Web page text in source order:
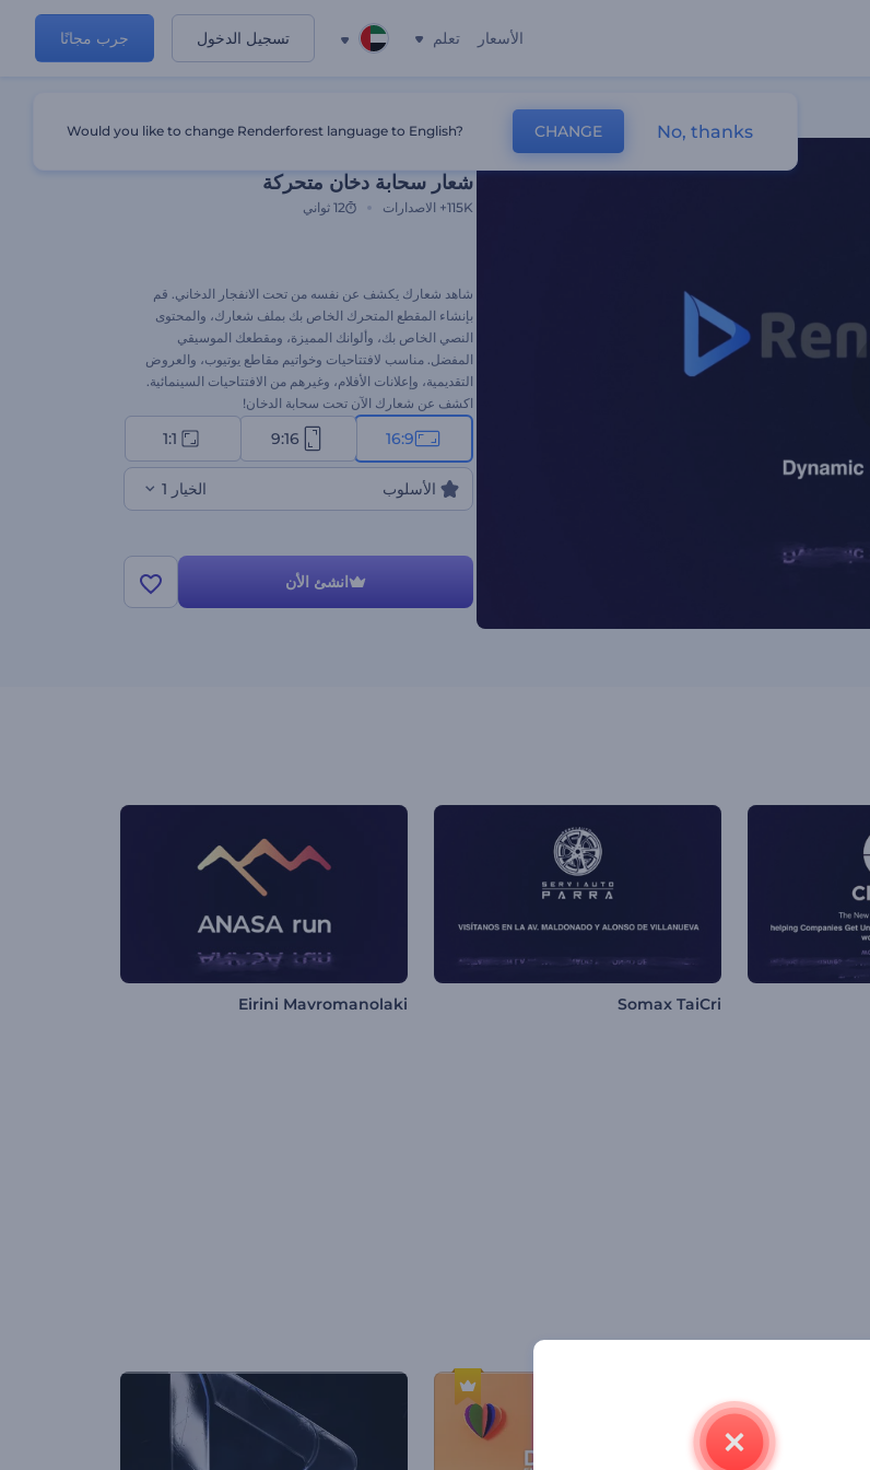
الأسعار تعلم تسجيل الدخول جرب مجانًا
شعار سحابة دخان متحركة
115K+ الاصدارات 12 ثواني
شاهد شعارك يكشف عن نفسه من تحت الانفجار الدخاني. قم
بإنشاء المقطع المتحرك الخاص بك بملف شعارك، والمحتوى
النصي الخاص بك، وألوانك المميزة، ومقطعك الموسيقي
المفضل. مناسب لافتتاحيات وخواتيم مقاطع يوتيوب، والعروض
التقديمية، وإعلانات الأفلام، وغيرهم من الافتتاحيات السينمائية.
اكشف عن شعارك الآن تحت سحابة الدخان!
16:9
9:16
1:1
الأسلوب الخيار 1
انشئ الأن
Somax TaiCri
Eirini Mavromanolaki
Would you like to change Renderforest language to English? CHANGE No, thanks